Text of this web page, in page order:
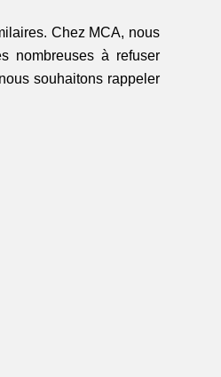
Chez MCA, nous
nombreuses à refuser
souhaitons rappeler